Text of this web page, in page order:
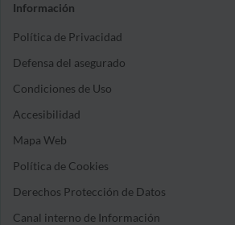
Información
Política de Privacidad
Defensa del asegurado
Condiciones de Uso
Accesibilidad
Mapa Web
Política de Cookies
Derechos Protección de Datos
Canal interno de Información